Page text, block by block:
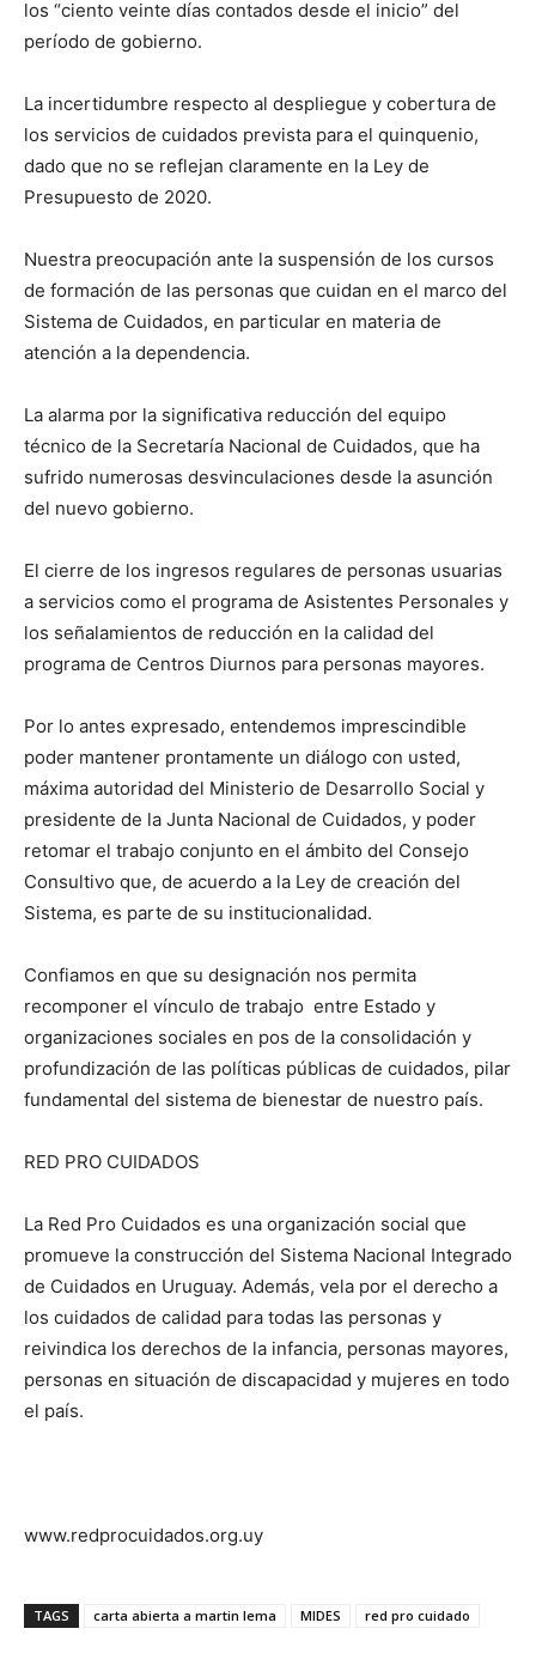
los “ciento veinte días contados desde el inicio” del
período de gobierno.
La incertidumbre respecto al despliegue y cobertura de
los servicios de cuidados prevista para el quinquenio,
dado que no se reflejan claramente en la Ley de
Presupuesto de 2020.
Nuestra preocupación ante la suspensión de los cursos
de formación de las personas que cuidan en el marco del
Sistema de Cuidados, en particular en materia de
atención a la dependencia.
La alarma por la significativa reducción del equipo
técnico de la Secretaría Nacional de Cuidados, que ha
sufrido numerosas desvinculaciones desde la asunción
del nuevo gobierno.
El cierre de los ingresos regulares de personas usuarias
a servicios como el programa de Asistentes Personales y
los señalamientos de reducción en la calidad del
programa de Centros Diurnos para personas mayores.
Por lo antes expresado, entendemos imprescindible
poder mantener prontamente un diálogo con usted,
máxima autoridad del Ministerio de Desarrollo Social y
presidente de la Junta Nacional de Cuidados, y poder
retomar el trabajo conjunto en el ámbito del Consejo
Consultivo que, de acuerdo a la Ley de creación del
Sistema, es parte de su institucionalidad.
Confiamos en que su designación nos permita
recomponer el vínculo de trabajo entre Estado y
organizaciones sociales en pos de la consolidación y
profundización de las políticas públicas de cuidados, pilar
fundamental del sistema de bienestar de nuestro país.
RED PRO CUIDADOS
La Red Pro Cuidados es una organización social que
promueve la construcción del Sistema Nacional Integrado
de Cuidados en Uruguay. Además, vela por el derecho a
los cuidados de calidad para todas las personas y
reivindica los derechos de la infancia, personas mayores,
personas en situación de discapacidad y mujeres en todo
el país.
www.redprocuidados.org.uy
TAGS carta abierta a martin lema MIDES red pro cuidado